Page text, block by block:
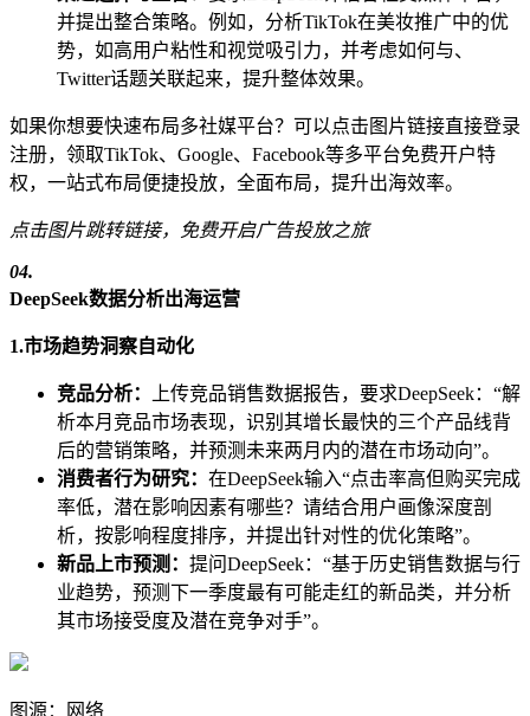
并提出整合策略。例如，分析TikTok在美妆推广中的优
势，如高用户粘性和视觉吸引力，并考虑如何与、
Twitter话题关联起来，提升整体效果。
如果你想要快速布局多社媒平台？可以点击图片链接直接登录
注册，领取TikTok、Google、Facebook等多平台免费开户特
权，一站式布局便捷投放，全面布局，提升出海效率。
点击图片跳转链接，免费开启广告投放之旅
04.
DeepSeek数据分析出海运营
1.市场趋势洞察自动化
竞品分析：
上传竞品销售数据报告，要求DeepSeek：“解
析本月竞品市场表现，识别其增长最快的三个产品线背
后的营销策略，并预测未来两月内的潜在市场动向”。
消费者行为研究： 在DeepSeek输入“点击率高但购买完成
率低，潜在影响因素有哪些？请结合用户画像深度剖
析，按影响程度排序，并提出针对性的优化策略”。
新品上市预测： 提问DeepSeek：“基于历史销售数据与行
业趋势，预测下一季度最有可能走红的新品类，并分析
其市场接受度及潜在竞争对手”。
图源：网络